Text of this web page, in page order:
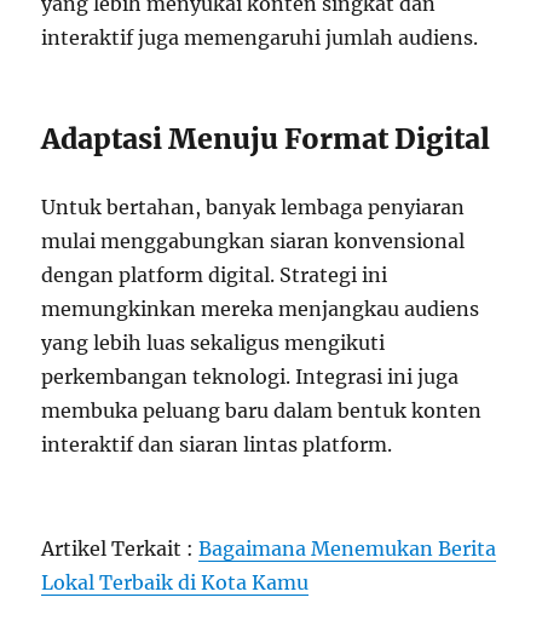
interaktif juga memengaruhi jumlah audiens.
Adaptasi Menuju Format Digital
Untuk bertahan, banyak lembaga penyiaran
mulai menggabungkan siaran konvensional
dengan platform digital. Strategi ini
memungkinkan mereka menjangkau audiens
yang lebih luas sekaligus mengikuti
perkembangan teknologi. Integrasi ini juga
membuka peluang baru dalam bentuk konten
interaktif dan siaran lintas platform.
Artikel Terkait :Bagaimana Menemukan Berita
Lokal Terbaik di Kota Kamu